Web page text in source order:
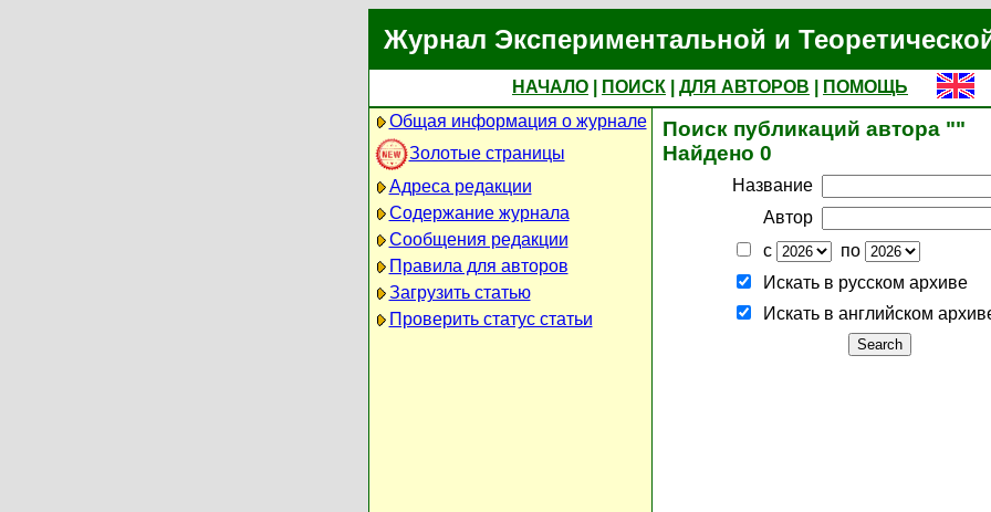
Журнал Экспериментальной и
НАЧАЛО ПОИСК ДЛЯ АВТОРОВ
ПОМОЩЬ
Общая информация о журнале
Золотые страницы
Адреса редакции
Содержание журнала
Сообщения редакции
Правила для авторов
Загрузить статью
Проверить статус статьи
Поиск публикаций автора ""
Найдено 0
Название
Автор
с
по
Искать в русском архиве
Искать в английском